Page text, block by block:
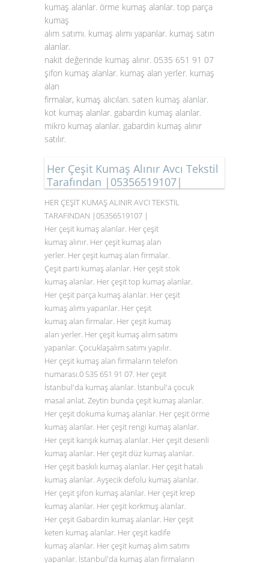
kumaş alanlar. örme kumaş alanlar. top parça
kumaş
alım satımı. kumaş alımı yapanlar. kumaş satın
alanlar.
nakit değerinde kumaş alınır. 0535 651 91 07
şifon kumaş alanlar. kumaş alan yerler. kumaş
alan
firmalar, kumaş alıcıları. saten kumaş alanlar.
kot kumaş alanlar. gabardin kumaş alanlar.
mikro kumaş alanlar. gabardin kumaş alınır
satılır.
Her Çeşit Kumaş Alınır Avcı Tekstil
Tarafından |05356519107|
HER ÇEŞİT KUMAŞ ALINIR AVCI TEKSTİL
TARAFINDAN |05356519107 |
Her çeşit kumaş alanlar. Her çeşit
kumaş alınır. Her çeşit kumaş alan
yerler. Her çeşit kumaş alan firmalar.
Çeşit parti kumaş alanlar. Her çeşit stok
kumaş alanlar. Her çeşit top kumaş alanlar.
Her çeşit parça kumaş alanlar. Her çeşit
kumaş alımı yapanlar. Her çeşit
kumaş alan firmalar. Her çeşit kumaş
alan yerler. Her çeşit kumaş alım satımı
yapanlar. Çocuklaşalım satımı yapılır.
Her çeşit kumaş alan firmaların telefon
numarası.0 535 651 91 07. Her çeşit
İstanbul'da kumaş alanlar. İstanbul'a çocuk
masal anlat. Zeytin bunda çeşit kumaş alanlar.
Her çeşit dokuma kumaş alanlar. Her çeşit örme
kumaş alanlar. Her çeşit rengi kumaş alanlar.
Her çeşit karışık kumaş alanlar. Her çeşit desenli
kumaş alanlar. Her çeşit düz kumaş alanlar.
Her çeşit baskılı kumaş alanlar. Her çeşit hatalı
kumaş alanlar. Ayşecik defolu kumaş alanlar.
Her çeşit şifon kumaş alanlar. Her çeşit krep
kumaş alanlar. Her çeşit korkmuş alanlar.
Her çeşit Gabardin kumaş alanlar. Her çeşit
keten kumaş alanlar. Her çeşit kadife
kumaş alanlar. Her çeşit kumaş alım satımı
yapanlar. İstanbul'da kumaş alan firmaların